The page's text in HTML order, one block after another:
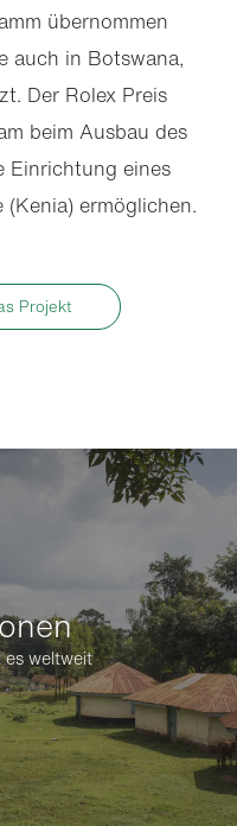
übernommen
auch in Botswana,
Der Rolex Preis
beim Ausbau des
Einrichtung eines
ermöglichen.
Projekt
weltweit